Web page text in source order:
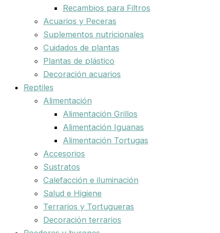
Recambios para Filtros
Acuarios y Peceras
Suplementos nutricionales
Cuidados de plantas
Plantas de plástico
Decoración acuarios
Reptiles
Alimentación
Alimentación Grillos
Alimentación Iguanas
Alimentación Tortugas
Accesorios
Sustratos
Calefacción e iluminación
Salud e Higiene
Terrarios y Tortugueras
Decoración terrarios